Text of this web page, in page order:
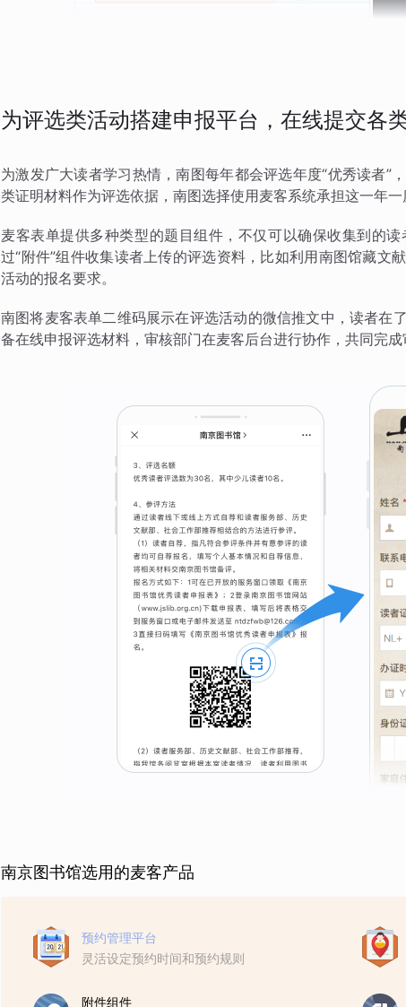
为评选类活动搭建申报平台，在线提交各
为激发广大读者学习热情，南图每年都会评选年度“优秀读者”
类证明材料作为评选依据，南图选择使用麦客系统承担这一年一
麦客表单提供多种类型的题目组件，不仅可以确保收集到的
过“附件”组件收集读者上传的评选资料，比如利用南图馆藏文
活动的报名要求。
南图将麦客表单二维码展示在评选活动的微信推文中，读者在
备在线申报评选材料，审核部门在麦客后台进行协作，共同完成
南京图书馆选用的麦客产品
预约管理平台
灵活设定预约时间和预约规则
附件组件